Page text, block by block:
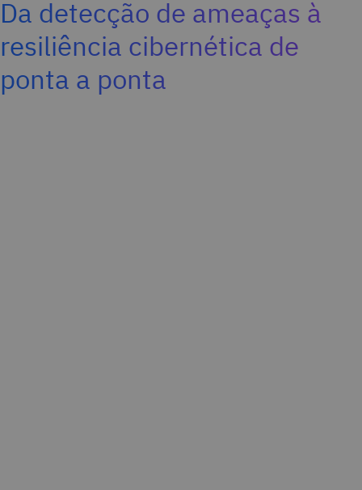
Da detecção de ameaças à
resiliência cibernética de
ponta a ponta